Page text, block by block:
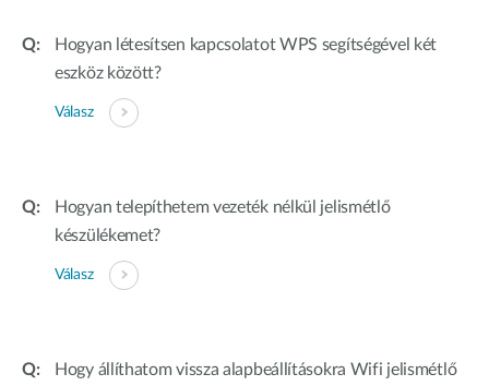
Hogyan létesítsen kapcsolatot WPS segítségével két
eszköz között?
Válasz
Hogyan telepíthetem vezeték nélkül jelismétlő
készülékemet?
Válasz
Hogy állíthatom vissza alapbeállításokra Wifi jelismétlő